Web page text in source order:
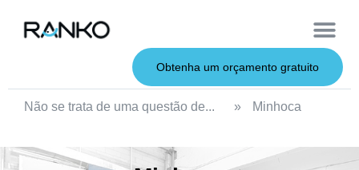
Obtenha um orçamento gratuito
Não se trata de uma questão de... » Minhoca